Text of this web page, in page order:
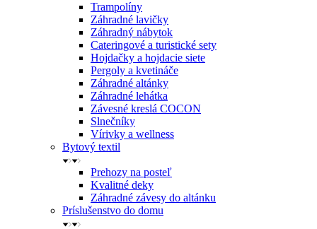
Trampolíny
Záhradné lavičky
Záhradný nábytok
Cateringové a turistické sety
Hojdačky a hojdacie siete
Pergoly a kvetináče
Záhradné altánky
Záhradné lehátka
Závesné kreslá COCON
Slnečníky
Vírivky a wellness
Bytový textil
Prehozy na posteľ
Kvalitné deky
Záhradné závesy do altánku
Príslušenstvo do domu